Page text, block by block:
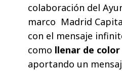
colaboración del
marco Madrid
con el mensaje
como llenar de
aportando un